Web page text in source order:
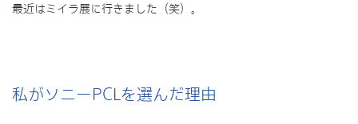
最近はミイラ展に行きました（笑）。
私がソニーPCLを選んだ理由